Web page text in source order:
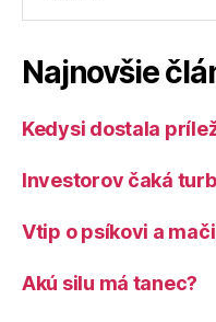
Najnovšie
Kedysi dostala
Investorov čaká
Vtip o psíkovi a
Akú silu má tanec?